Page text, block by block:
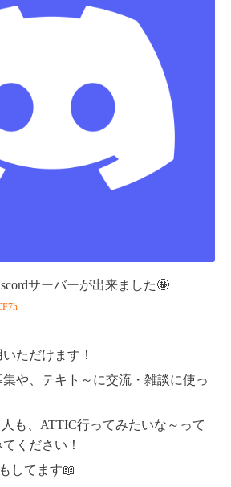
サーバーが出来ました🤩
ただけます！
や、テキト～に交流・雑談に使っ
も、ATTIC行ってみたいな～って
ください！
してます📖